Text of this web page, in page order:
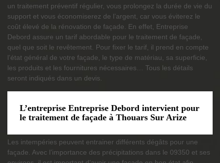
un traitement préventif régulier, vous prolongez la durée de vie du
support et vous économiserez de l’argent, car vous éviterez le
coût élevé de la rénovation de façade. En effet, Entreprise
Debord assure un tarif abordable pour le traitement de façade,
quel que soit le revêtement. Pour fixer le tarif, il prend en compte
l’état général de votre façade, le type de matériau, sa superficie,
les produits et les fournitures nécessaires… Tous les détails
seront indiqués dans un devis.
L’entreprise Entreprise Debord intervient pour
le traitement de façade à Thouars Sur Arize
Les intempéries peuvent entrainer différents dégâts pour une
façade. Avec l’importance des précipitations dans le 09350 et ses